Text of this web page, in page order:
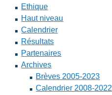
Ethique
Haut niveau
Calendrier
Résultats
Partenaires
Archives
Brèves 2005-2023
Calendrier 2008-2022